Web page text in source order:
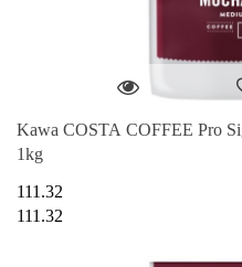
Kawa COSTA COFFEE Pro
1kg
111.32
111.32